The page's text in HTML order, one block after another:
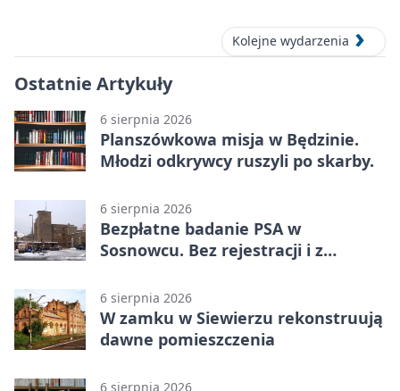
Kolejne wydarzenia
Ostatnie Artykuły
6 sierpnia 2026
Planszówkowa misja w Będzinie.
Młodzi odkrywcy ruszyli po skarby.
6 sierpnia 2026
Bezpłatne badanie PSA w
Sosnowcu. Bez rejestracji i z
6 sierpnia 2026
W zamku w Siewierzu rekonstruują
dawne pomieszczenia
6 sierpnia 2026